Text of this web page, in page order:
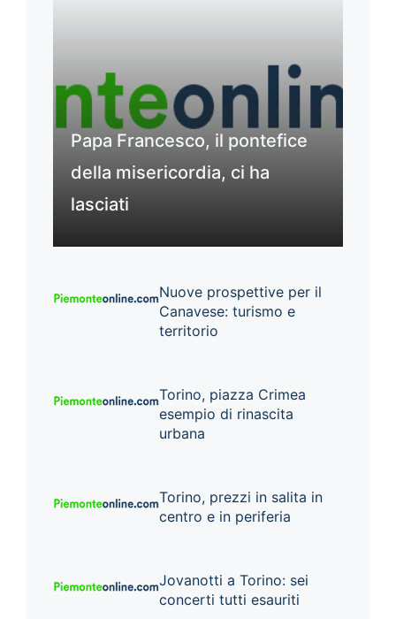
Papa Francesco, il pontefice
della misericordia, ci ha
lasciati
Nuove prospettive per il
Canavese: turismo e
territorio
Torino, piazza Crimea
esempio di rinascita
urbana
Torino, prezzi in salita in
centro e in periferia
Jovanotti a Torino: sei
concerti tutti esauriti